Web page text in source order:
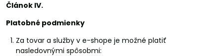
Článok IV.
Platobné podmienky
Za tovar a služby v e-shope je možné platiť
nasledovnými spôsobmi: